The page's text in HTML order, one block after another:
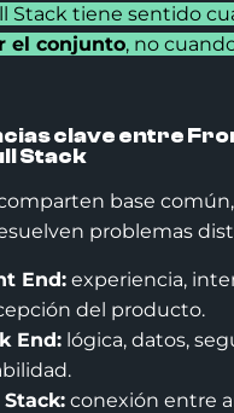
Stack tiene sentido
el conjunto, no
clave entre
Stack
base
problemas
End: experiencia,
del producto.
End: lógica, datos,
conexión entre